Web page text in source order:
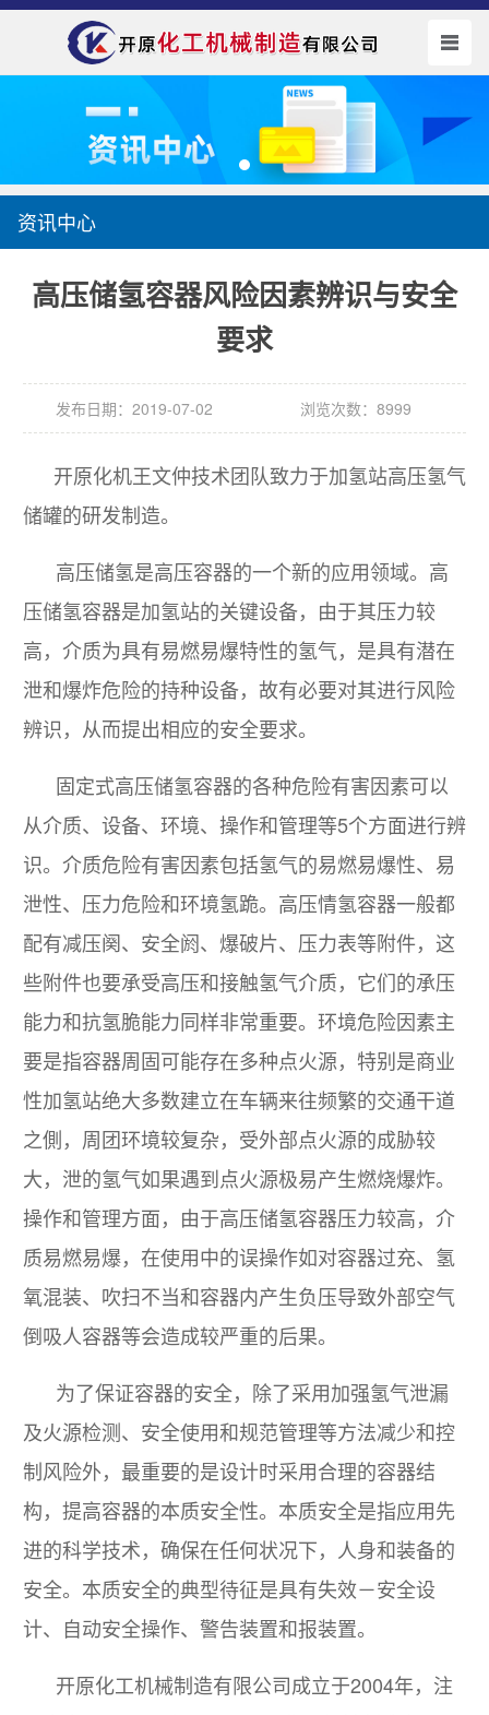
资讯中心
高压储氢容器风险因素辨识与安全
要求
发布日期：2019-07-02 浏览次数：8999
开原化机王文仲技术团队致力于加氢站高压氢气
储罐的研发制造。
高压储氢是高压容器的一个新的应用领域。高
压储氢容器是加氢站的关键设备，由于其压力较
高，介质为具有易燃易爆特性的氢气，是具有潜在
泄和爆炸危险的持种设备，故有必要对其进行风险
辨识，从而提出相应的安全要求。
固定式高压储氢容器的各种危险有害因素可以
从介质、设备、环境、操作和管理等5个方面进行辨
识。介质危险有害因素包括氢气的易燃易爆性、易
泄性、压力危险和环境氢跪。高压情氢容器一般都
配有减压阕、安全阏、爆破片、压力表等附件，这
些附件也要承受高压和接触氢气介质，它们的承压
能力和抗氢脆能力同样非常重要。环境危险因素主
要是指容器周固可能存在多种点火源，特别是商业
性加氢站绝大多数建立在车辆来往频繁的交通干道
之側，周团环境较复杂，受外部点火源的成胁较
大，泄的氢气如果遇到点火源极易产生燃烧爆炸。
操作和管理方面，由于高压储氢容器压力较高，介
质易燃易爆，在使用中的误操作如对容器过充、氢
氧混装、吹扫不当和容器内产生负压导致外部空气
倒吸人容器等会造成较严重的后果。
为了保证容器的安全，除了采用加强氢气泄漏
及火源检测、安全使用和规范管理等方法减少和控
制风险外，最重要的是设计时采用合理的容器结
构，提高容器的本质安全性。本质安全是指应用先
进的科学技术，确保在任何状况下，人身和装备的
安全。本质安全的典型待征是具有失效－安全设
计、自动安全操作、警告装置和报装置。
开原化工机械制造有限公司成立于2004年，注